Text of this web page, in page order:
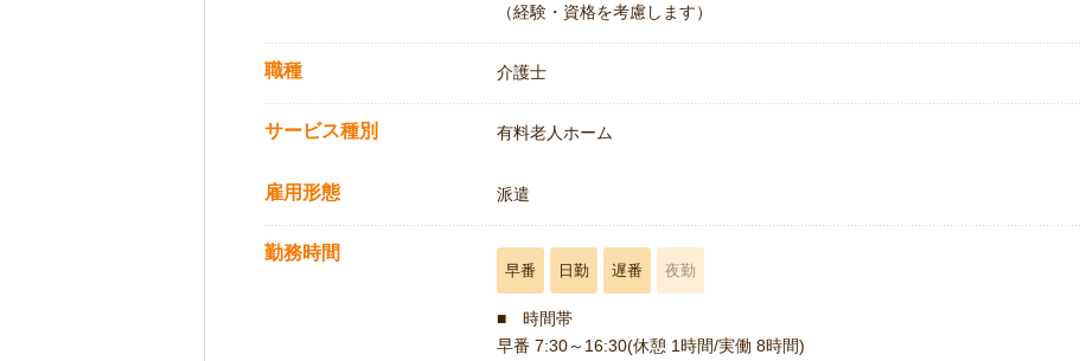
（経験・資格を考慮します）
職種 介護士
サービス種別 有料老人ホーム
雇用形態 派遣
勤務時間
早番 日勤 遅番 夜勤
■ 時間帯
早番 7:30～16:30(休憩 1時間/実働 8時間)